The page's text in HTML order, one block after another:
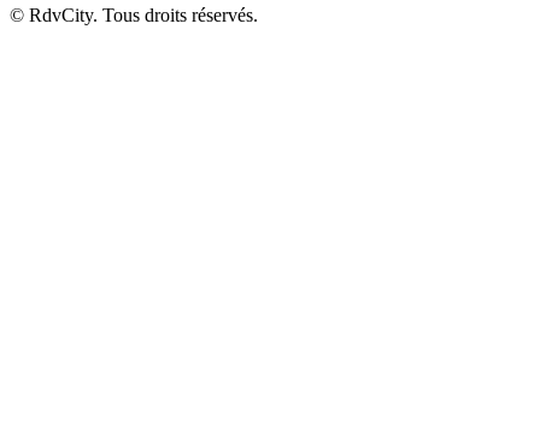
© RdvCity. Tous droits réservés.